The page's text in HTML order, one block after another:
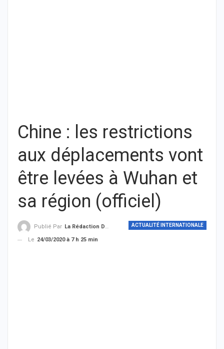
Chine : les restrictions
aux déplacements vont
être levées à Wuhan et
sa région (officiel)
ACTUALITÉ INTERNATIONALE
Publié Par La Rédaction De THIEYSENEGAL.com
Le 24/03/2020 à 7 h 25 min